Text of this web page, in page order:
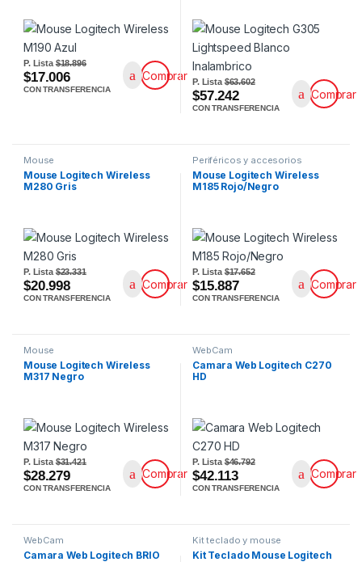
P. Lista$18.896
$17.006
CON TRANSFERENCIA
Comprar P. Lista$63.602
$57.242
CON TRANSFERENCIA
Comprar
Mouse
Mouse Logitech Wireless
M280 Gris
P. Lista$23.331
$20.998
CON TRANSFERENCIA
Comprar
Periféricos y accesorios
Mouse Logitech Wireless
M185 Rojo/Negro
P. Lista$17.652
$15.887
CON TRANSFERENCIA
Comprar
Mouse
Mouse Logitech Wireless
M317 Negro
P. Lista$31.421
$28.279
CON TRANSFERENCIA
Comprar
WebCam
Camara Web Logitech C270
HD
P. Lista$46.792
$42.113
CON TRANSFERENCIA
Comprar
WebCam
Camara Web Logitech BRIO
Kit teclado y mouse
Kit Teclado Mouse Logitech